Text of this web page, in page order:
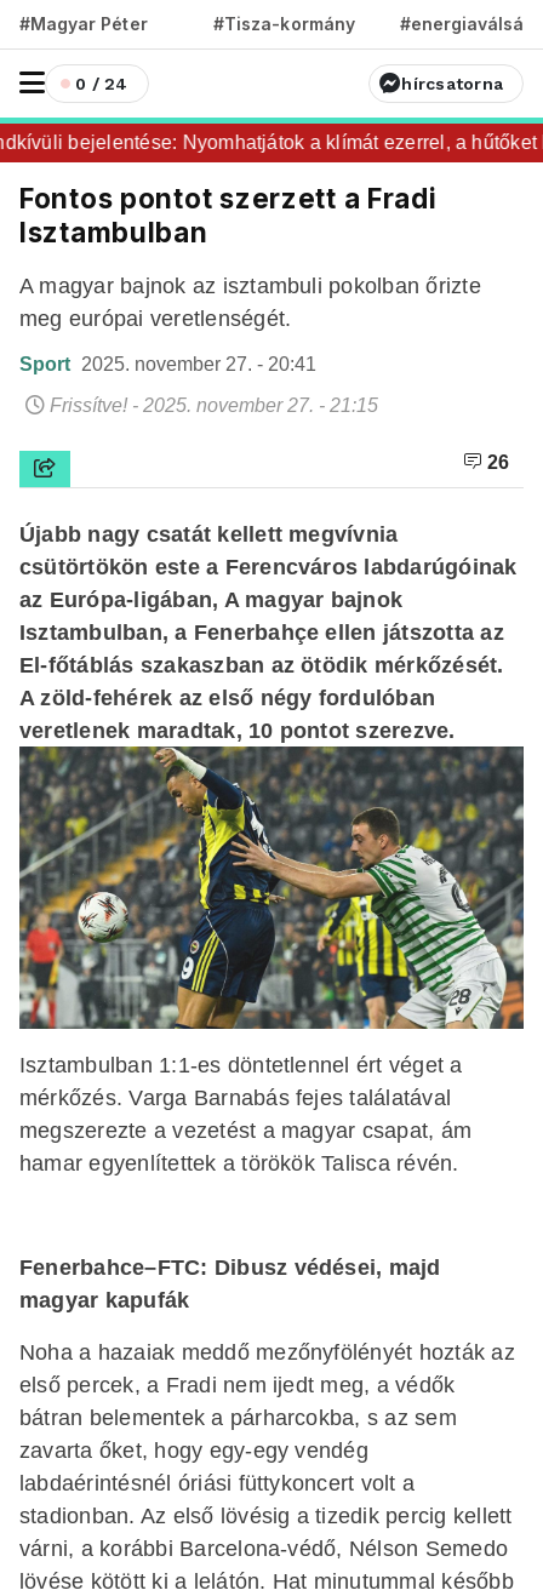
#Magyar Péter #Tisza-kormány #energiaválság
0 / 24 hírcsatorna
bejelentése: Nyomhatjátok a klímát ezerrel, a hűtőket
Fontos pontot szerzett a Fradi
Isztambulban
A magyar bajnok az isztambuli pokolban őrizte
meg európai veretlenségét.
Sport 2025. november 27. - 20:41
Frissítve! - 2025. november 27. - 21:15
26
Újabb nagy csatát kellett megvívnia
csütörtökön este a Ferencváros labdarúgóinak
az Európa-ligában, A magyar bajnok
Isztambulban, a Fenerbahçe ellen játszotta az
El-főtáblás szakaszban az ötödik mérkőzését.
A zöld-fehérek az első négy fordulóban
veretlenek maradtak, 10 pontot szerezve.
Isztambulban 1:1-es döntetlennel ért véget a
mérkőzés. Varga Barnabás fejes találatával
megszerezte a vezetést a magyar csapat, ám
hamar egyenlítettek a törökök Talisca révén.
Fenerbahce–FTC: Dibusz védései, majd
magyar kapufák
Noha a hazaiak meddő mezőnyfölényét hozták az
első percek, a Fradi nem ijedt meg, a védők
bátran belementek a párharcokba, s az sem
zavarta őket, hogy egy-egy vendég
labdaérintésnél óriási füttykoncert volt a
stadionban. Az első lövésig a tizedik percig kellett
várni, a korábbi Barcelona-védő, Nélson Semedo
lövése kötött ki a lelátón. Hat minutummal később